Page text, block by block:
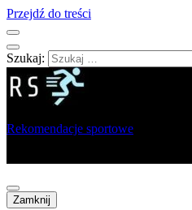
Przejdź do treści
Szukaj:
Rekomendacje sportowe
Zamknij